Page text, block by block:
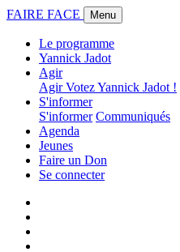
FAIRE FACE Menu
Le programme
Yannick Jadot
Agir
AgirVotez Yannick Jadot !
S'informer
S'informer Communiqués
Agenda
Jeunes
Faire un Don
Se connecter